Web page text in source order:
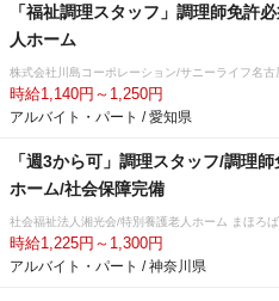
「福祉調理スタッフ」調理師免許
人ホーム
株式会社川島コーポレーション/サニーライフ名古
時給1,140円～1,250円
アルバイト・パート / 愛知県
「週3から可」調理スタッフ/調理
ホーム/社会保障完備
社会福祉法人湘光会/特別養護老人ホーム まほろ
時給1,225円～1,300円
アルバイト・パート / 神奈川県